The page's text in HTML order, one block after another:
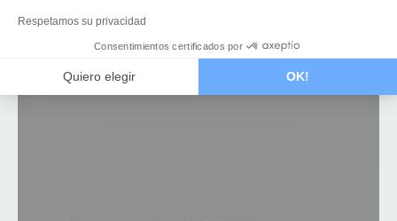
Respetamos su privacidad
Consentimientos certificados por
Quiero elegir OK!